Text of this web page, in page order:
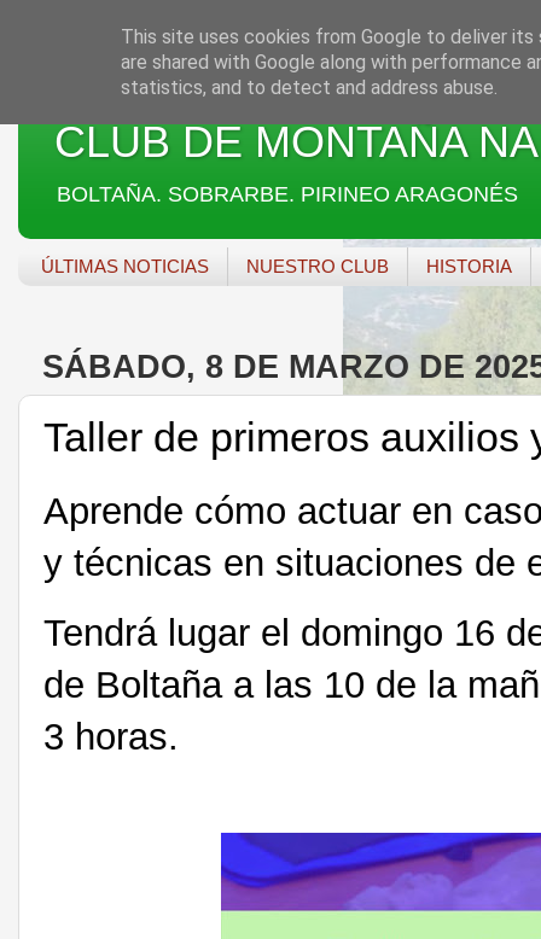
CLUB DE MONTAÑA
BOLTAÑA. SOBRARBE. PIRINEO ARAGONÉS
ÚLTIMAS NOTICIAS NUESTRO CLUB HISTORIA
SÁBADO, 8 DE MARZO DE
Taller de primeros auxilios
Aprende cómo actuar en
y técnicas en situaciones de
Tendrá lugar el domingo 16
de Boltaña a las 10 de la
3 horas.
This site uses cookies from Google to deliver
are shared with Google along with performance
statistics, and to detect and address abuse.